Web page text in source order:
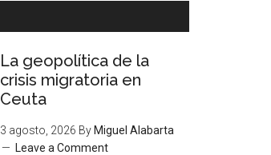
La geopolítica de la
crisis migratoria en
Ceuta
3 agosto, 2026 By Miguel Alabarta
Leave a Comment